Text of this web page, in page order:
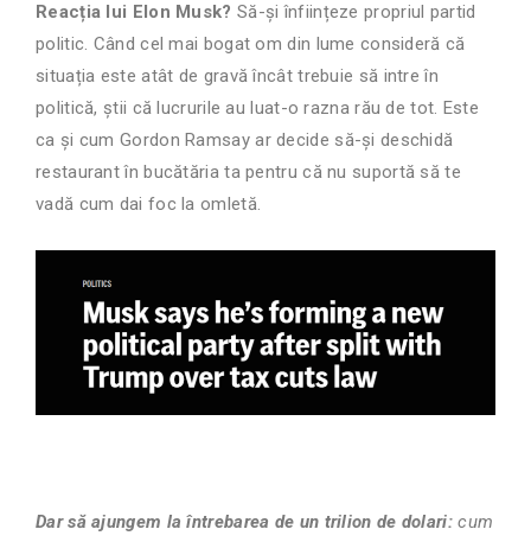
Reacția lui Elon Musk? Să-și înființeze propriul partid
politic. Când cel mai bogat om din lume consideră că
situația este atât de gravă încât trebuie să intre în
politică, știi că lucrurile au luat-o razna rău de tot. Este
ca și cum Gordon Ramsay ar decide să-și deschidă
restaurant în bucătăria ta pentru că nu suportă să te
vadă cum dai foc la omletă.
Dar să ajungem la întrebarea de un trilion de dolari:cum